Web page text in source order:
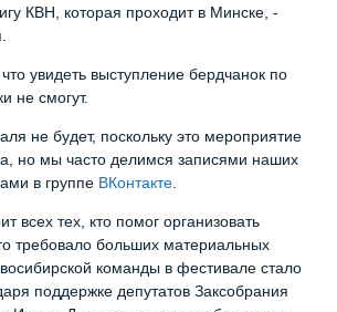
КВН, которая проходит в Минске, -
увидеть выступление бердчанок по
не смогут.
не будет, поскольку это мероприятие
но мы часто делимся записями наших
в группе ВКонтакте.
всех тех, кто помог организовать
требовало больших материальных
команды в фестивале стало
поддержке депутатов Заксобрания